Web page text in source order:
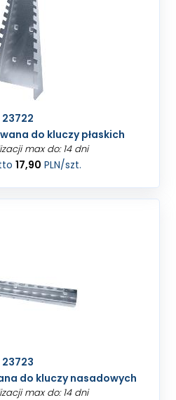
23722
do kluczy płaskich
max do: 14 dni
17,90 PLN/szt.
23723
do kluczy nasadowych
max do: 14 dni